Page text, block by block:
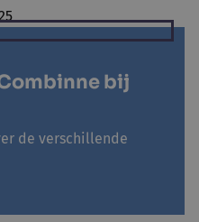
bij
de verschillende